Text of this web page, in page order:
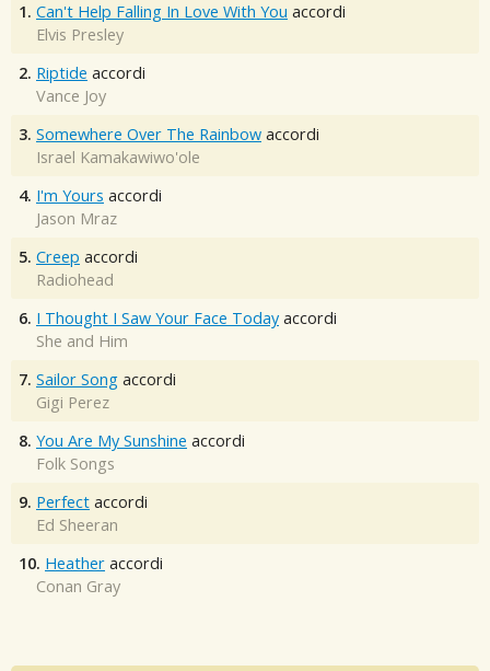
1. Can't Help Falling In Love With You accordi
Elvis Presley
2. Riptide accordi
Vance Joy
3. Somewhere Over The Rainbow accordi
Israel Kamakawiwo'ole
4. I'm Yours accordi
Jason Mraz
5. Creep accordi
Radiohead
6. I Thought I Saw Your Face Today accordi
She and Him
7. Sailor Song accordi
Gigi Perez
8. You Are My Sunshine accordi
Folk Songs
9. Perfect accordi
Ed Sheeran
10. Heather accordi
Conan Gray